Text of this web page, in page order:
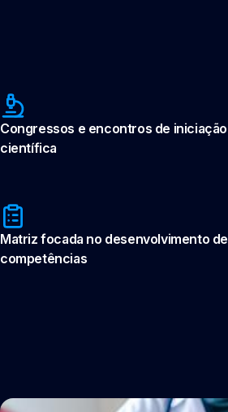
Congressos e encontros de iniciação
científica
Matriz focada no desenvolvimento de
competências